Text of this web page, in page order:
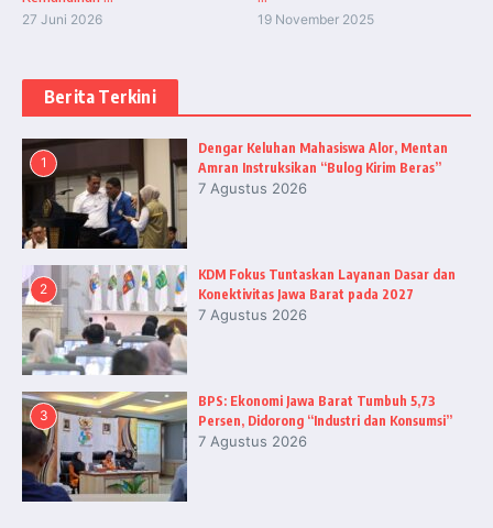
27 Juni 2026 19 November 2025
Berita Terkini
1
Dengar Keluhan Mahasiswa Alor, Mentan
Amran Instruksikan “Bulog Kirim Beras”
7 Agustus 2026
2
KDM Fokus Tuntaskan Layanan Dasar dan
Konektivitas Jawa Barat pada 2027
7 Agustus 2026
3
BPS: Ekonomi Jawa Barat Tumbuh 5,73
Persen, Didorong “Industri dan Konsumsi”
7 Agustus 2026